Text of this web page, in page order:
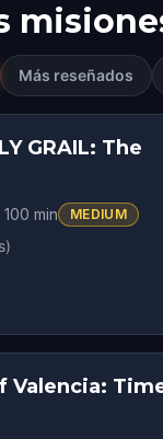
Más reseñados
GRAIL: The
min MEDIUM
Valencia: